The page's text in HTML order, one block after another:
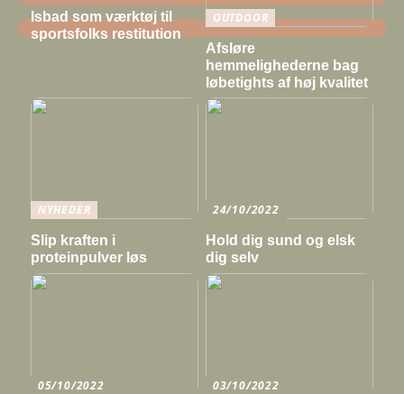
Isbad som værktøj til
sportsfolks restitution
OUTDOOR
Afsløre
hemmelighederne bag
løbetights af høj kvalitet
NYHEDER
Slip kraften i
proteinpulver løs
24/10/2022
Hold dig sund og elsk
dig selv
05/10/2022
03/10/2022